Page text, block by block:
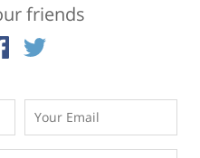
friends